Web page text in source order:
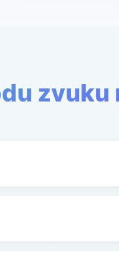
zvuku
audia na MIDI.